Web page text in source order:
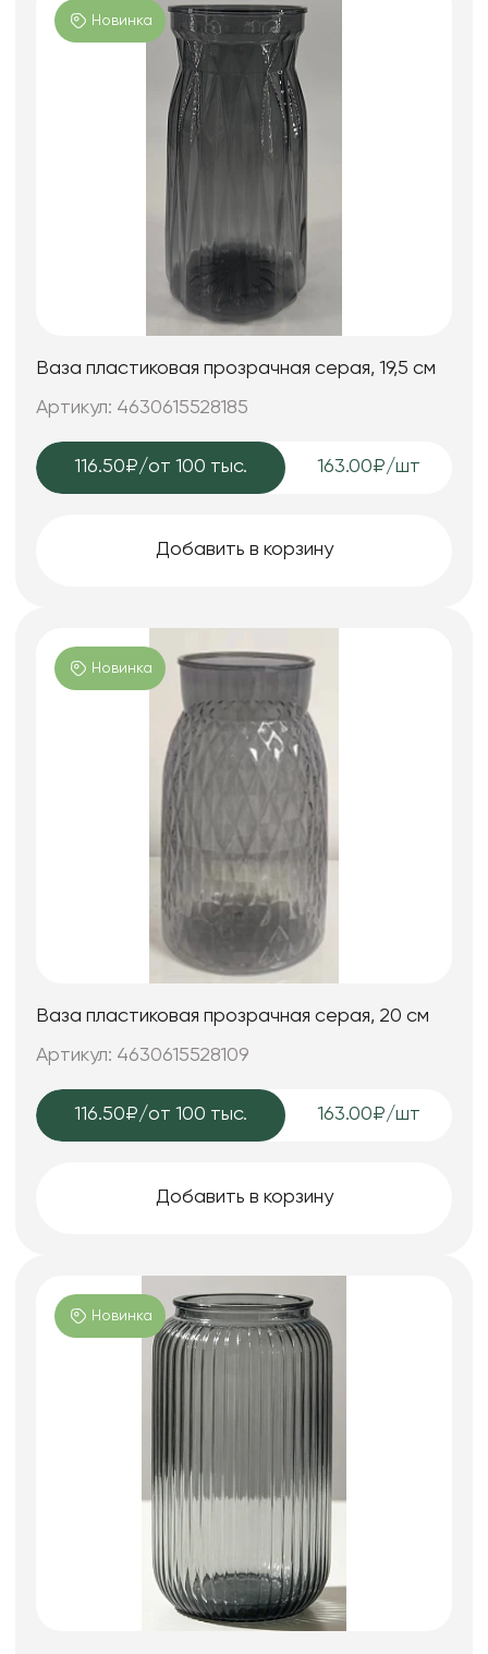
Новинка
Ваза пластиковая прозрачная серая, 19,5 см
Артикул: 4630615528185
116.50₽/от 100 тыс. 163.00₽/шт
Добавить в корзину
Новинка
Ваза пластиковая прозрачная серая, 20 см
Артикул: 4630615528109
116.50₽/от 100 тыс. 163.00₽/шт
Добавить в корзину
Новинка